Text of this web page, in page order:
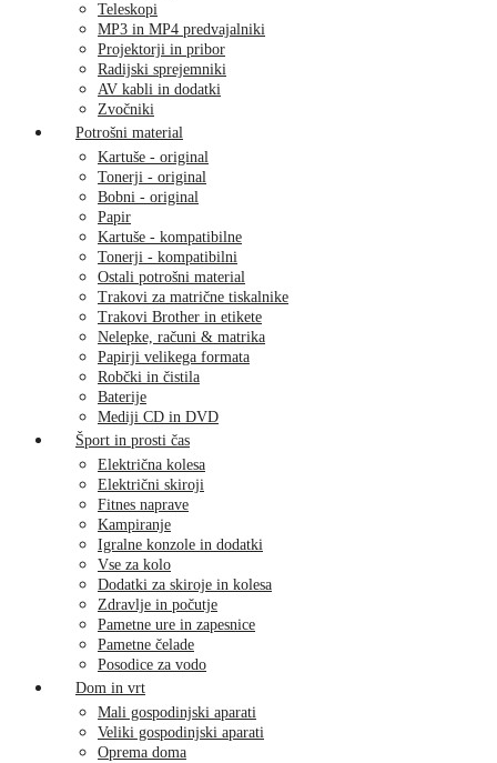
Teleskopi
MP3 in MP4 predvajalniki
Projektorji in pribor
Radijski sprejemniki
AV kabli in dodatki
Zvočniki
Potrošni material
Kartuše - original
Tonerji - original
Bobni - original
Papir
Kartuše - kompatibilne
Tonerji - kompatibilni
Ostali potrošni material
Trakovi za matrične tiskalnike
Trakovi Brother in etikete
Nelepke, računi & matrika
Papirji velikega formata
Robčki in čistila
Baterije
Mediji CD in DVD
Šport in prosti čas
Električna kolesa
Električni skiroji
Fitnes naprave
Kampiranje
Igralne konzole in dodatki
Vse za kolo
Dodatki za skiroje in kolesa
Zdravlje in počutje
Pametne ure in zapesnice
Pametne čelade
Posodice za vodo
Dom in vrt
Mali gospodinjski aparati
Veliki gospodinjski aparati
Oprema doma